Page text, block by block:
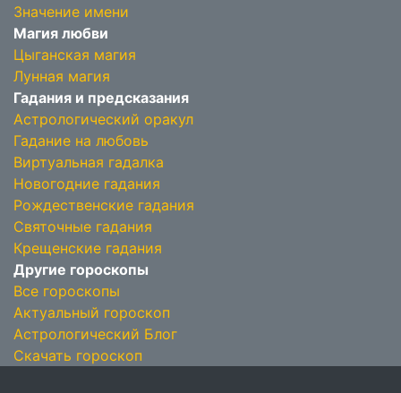
Значение имени
Магия любви
Цыганская магия
Лунная магия
Гадания и предсказания
Астрологический оракул
Гадание на любовь
Виртуальная гадалка
Новогодние гадания
Рождественские гадания
Святочные гадания
Крещенские гадания
Другие гороскопы
Все гороскопы
Актуальный гороскоп
Астрологический Блог
Скачать гороскоп